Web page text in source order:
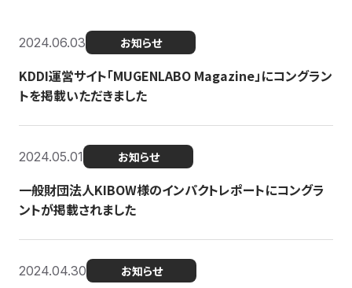
2024.06.03 お知らせ
KDDI運営サイト「MUGENLABO Magazine」にコングラン
トを掲載いただきました
2024.05.01 お知らせ
一般財団法人KIBOW様のインパクトレポートにコングラ
ントが掲載されました
2024.04.30 お知らせ